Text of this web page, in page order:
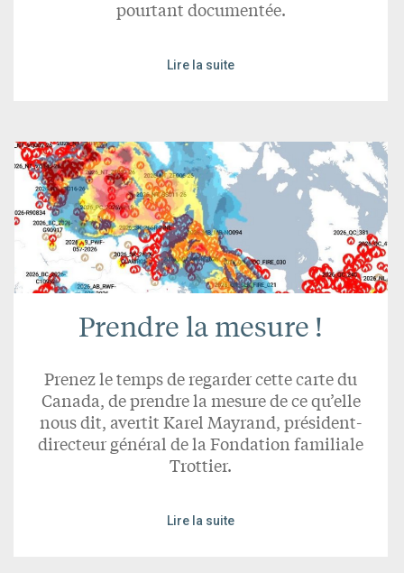
pourtant documentée.
Lire la suite
Prendre la mesure !
Prenez le temps de regarder cette carte du
Canada, de prendre la mesure de ce qu’elle
nous dit, avertit Karel Mayrand, président-
directeur général de la Fondation familiale
Trottier.
Lire la suite